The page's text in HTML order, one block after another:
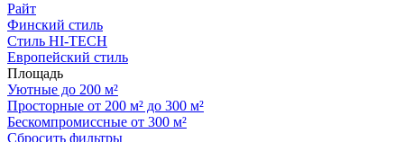
Райт
Финский стиль
Стиль HI-TECH
Европейский стиль
Площадь
Уютные до 200 м²
Просторные от 200 м² до 300 м²
Бескомпромиссные от 300 м²
Сбросить фильтры